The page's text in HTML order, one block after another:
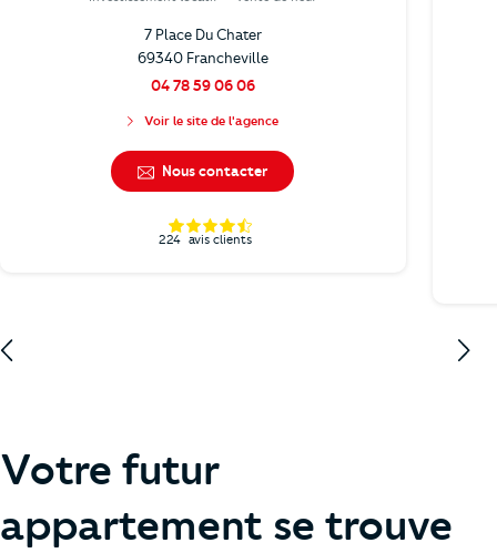
7 Place Du Chater
69340 Francheville
04 78 59 06 06
Voir le site de l'agence
Nous contacter
224 avis clients
Votre futur
appartement se trouve